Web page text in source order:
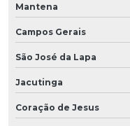
Mantena
Campos Gerais
São José da Lapa
Jacutinga
Coração de Jesus